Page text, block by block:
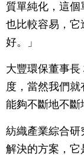
質單純化，這
也比較容易，它
好。」
大豐環保董事長
度，當然我們
能夠不斷地不斷
紡織產業綜合研
解決的方案，它